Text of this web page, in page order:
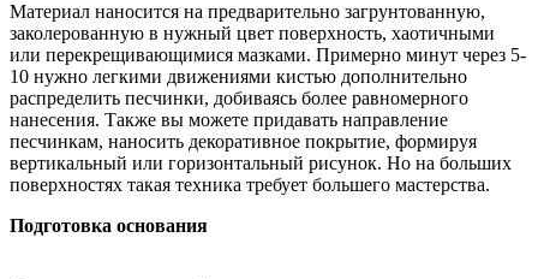
Материал наносится на предварительно загрунтованную,
заколерованную в нужный цвет поверхность, хаотичными
или перекрещивающимися мазками. Примерно минут через 5-
10 нужно легкими движениями кистью дополнительно
распределить песчинки, добиваясь более равномерного
нанесения. Также вы можете придавать направление
песчинкам, наносить декоративное покрытие, формируя
вертикальный или горизонтальный рисунок. Но на больших
поверхностях такая техника требует большего мастерства.
Подготовка основания